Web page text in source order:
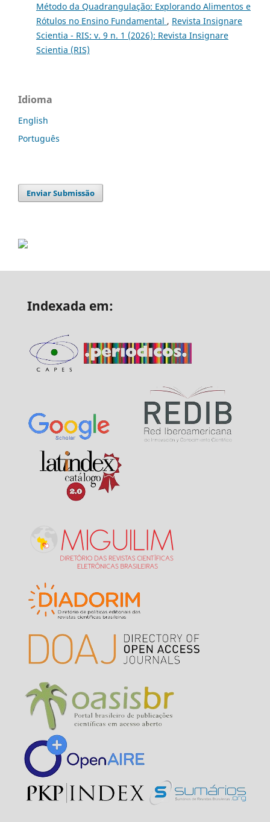
Método da Quadrangulação: Explorando Alimentos e
Rótulos no Ensino Fundamental , Revista Insignare
Scientia - RIS: v. 9 n. 1 (2026): Revista Insignare
Scientia (RIS)
Idioma
English
Português
Enviar Submissão
Indexada em: